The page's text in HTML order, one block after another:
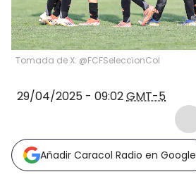
Tomada de X: @FCFSeleccionCol
29/04/2025 - 09:02GMT-5
Añadir Caracol Radio en Google